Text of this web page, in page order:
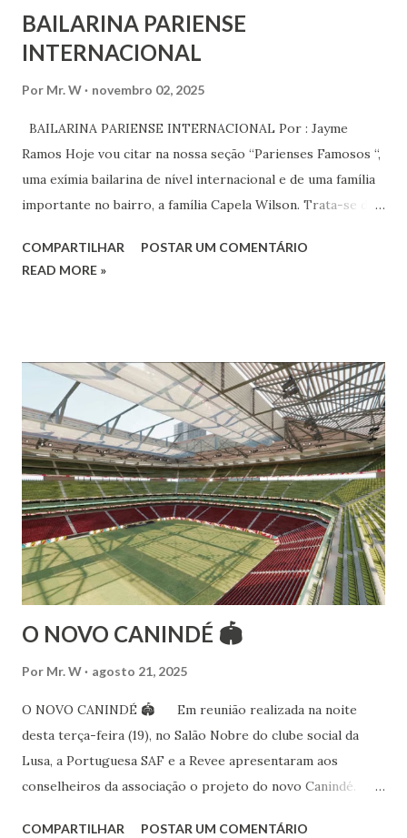
BAILARINA PARIENSE
INTERNACIONAL
Por Mr. W novembro 02, 2025
BAILARINA PARIENSE INTERNACIONAL Por : Jayme
Ramos Hoje vou citar na nossa seção “Parienses Famosos “,
uma exímia bailarina de nível internacional e de uma família
importante no bairro, a família Capela Wilson. Trata-se da
Vamos às informações de seu site : Bailarina e professora
Esteve na Índia aprofundando seus estudos neste estilo
além de partir para pesquisa e vivência das danças
folclóricas do Rajastão (Kalbelia, Banjara, Ghoomar, Chair).
Bailarina profissional e professora de dança. Dedica-se há
15 anos ao estudo e pesquisa de danças étnicas, em especial
às danças ciganas, árabes e indianas. Iniciou seus estudos de
dança aos 4 anos de idade (em 1982) no balé clássico,
passando por diversas atividades co...
COMPARTILHAR
POSTAR UM COMENTÁRIO
READ MORE »
O NOVO CANINDÉ 🏟
Por Mr. W agosto 21, 2025
O NOVO CANINDÉ 🏟 Em reunião realizada na noite
desta terça-feira (19), no Salão Nobre do clube social da
Lusa, a Portuguesa SAF e a Revee apresentaram aos
conselheiros da associação o projeto do novo Canindé.
COMPARTILHAR POSTAR UM COMENTÁRIO